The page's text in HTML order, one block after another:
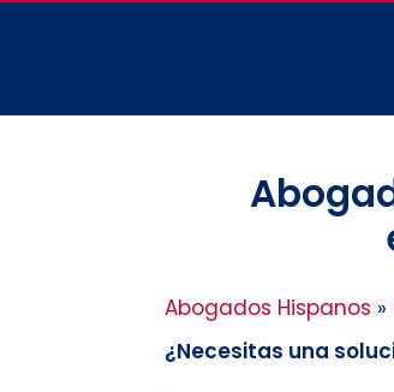
Abogados Hispanos »
¿Necesitas una